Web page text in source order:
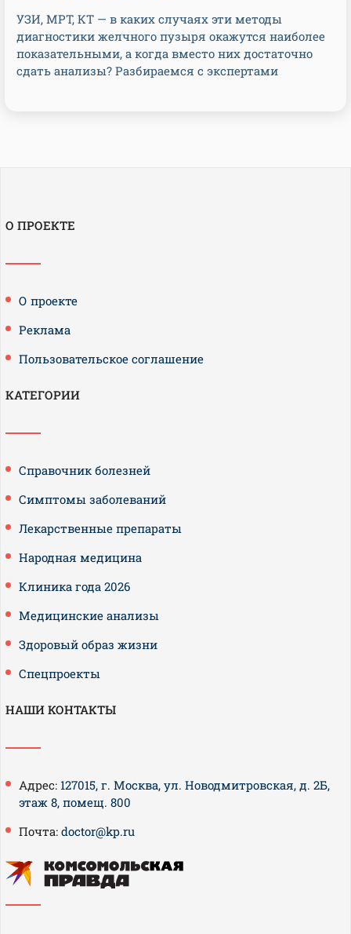
УЗИ, МРТ, КТ — в каких случаях эти методы
диагностики желчного пузыря окажутся наиболее
показательными, а когда вместо них достаточно
сдать анализы? Разбираемся с экспертами
О ПРОЕКТЕ
О проекте
Реклама
Пользовательское соглашение
КАТЕГОРИИ
Справочник болезней
Симптомы заболеваний
Лекарственные препараты
Народная медицина
Клиника года 2026
Медицинские анализы
Здоровый образ жизни
Спецпроекты
НАШИ КОНТАКТЫ
Адрес: 127015, г. Москва, ул. Новодмитровская, д. 2Б,
этаж 8, помещ. 800
Почта: doctor@kp.ru